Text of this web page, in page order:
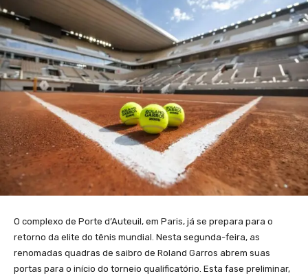
O complexo de Porte d’Auteuil, em Paris, já se prepara para o
retorno da elite do tênis mundial. Nesta segunda-feira, as
renomadas quadras de saibro de Roland Garros abrem suas
portas para o início do torneio qualificatório. Esta fase preliminar,